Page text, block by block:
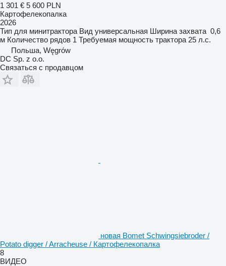
1 301 € 5 600 PLN
Картофелекопалка
2026
Тип для минитрактора Вид универсальная Ширина захвата 0,6
м Количество рядов 1 Требуемая мощность трактора 25 л.с.
Польша, Węgrów
DC Sp. z o.o.
Связаться с продавцом
новая Bomet Schwingsiebroder /
Potato digger / Arracheuse / Картофелекопалка
8
ВИДЕО